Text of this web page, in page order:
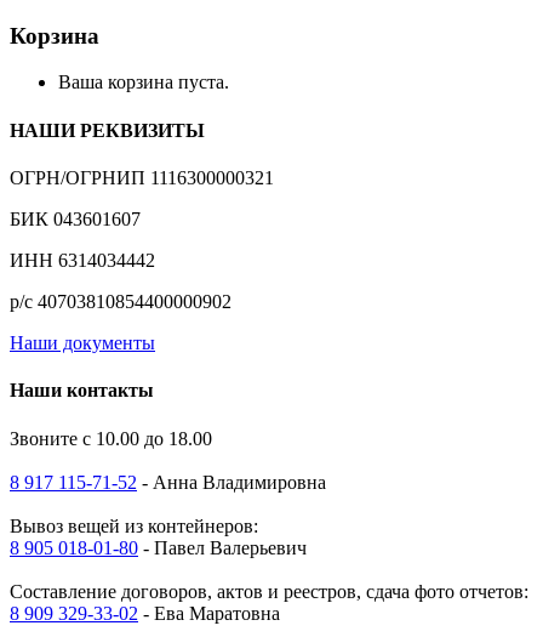
Корзина
Ваша корзина пуста.
НАШИ РЕКВИЗИТЫ
ОГРН/ОГРНИП 1116300000321
БИК 043601607
ИНН 6314034442
р/с 40703810854400000902
Наши документы
Наши контакты
Звоните с 10.00 до 18.00
8 917 115-71-52 - Анна Владимировна
Вывоз вещей из контейнеров:
8 905 018-01-80 - Павел Валерьевич
Составление договоров, актов и реестров, сдача фото отчетов:
8 909 329-33-02 - Ева Маратовна